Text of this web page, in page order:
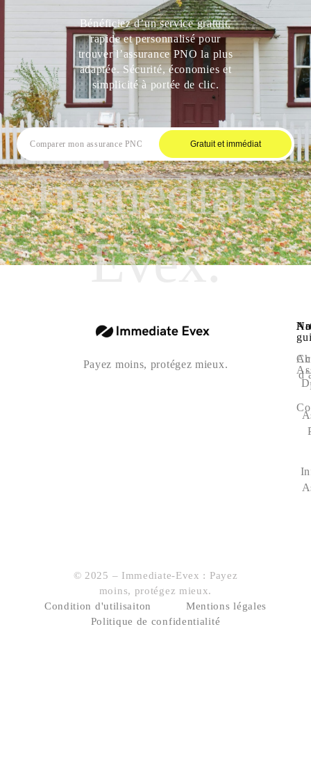
Bénéficiez d’un service gratuit,
rapide et personnalisé pour
trouver l’assurance PNO la plus
adaptée. Sécurité, économies et
simplicité à portée de clic.
Gratuit et immédiat
Immediate
Evex.
Payez moins, protégez mieux.
© 2025 – Immediate-Evex : Payez
moins, protégez mieux.
Condition d'utilisaiton
Mentions légales
Politique de confidentialité